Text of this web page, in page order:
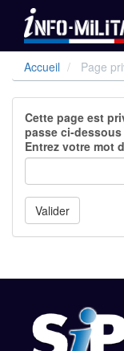
principal
Accueil
Page
Cette page est
passe ci-dessous
Entrez votre mot
Valider